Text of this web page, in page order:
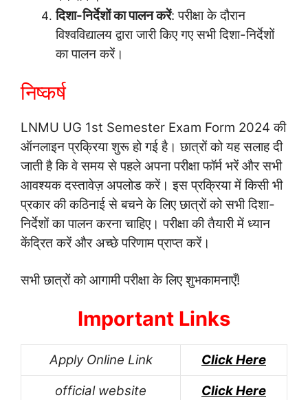
दिशा-निर्देशों का पालन करें: परीक्षा के दौरान
विश्वविद्यालय द्वारा जारी किए गए सभी दिशा-निर्देशों
का पालन करें।
निष्कर्ष
LNMU UG 1st Semester Exam Form 2024 की
ऑनलाइन प्रक्रिया शुरू हो गई है। छात्रों को यह सलाह दी
जाती है कि वे समय से पहले अपना परीक्षा फॉर्म भरें और सभी
आवश्यक दस्तावेज़ अपलोड करें। इस प्रक्रिया में किसी भी
प्रकार की कठिनाई से बचने के लिए छात्रों को सभी दिशा-
निर्देशों का पालन करना चाहिए। परीक्षा की तैयारी में ध्यान
केंद्रित करें और अच्छे परिणाम प्राप्त करें।
सभी छात्रों को आगामी परीक्षा के लिए शुभकामनाएँ!
Important Links
Apply Online Link
Click Here
official website
Click Here